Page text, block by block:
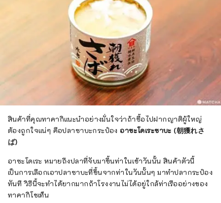
สินค้าที่คุณทาคากิแนะนำอย่างมั่นใจว่าถ้าซื้อไปฝากญาติผู้ใหญ่
ต้องถูกใจแน่ๆ คือปลาซาบะกระป๋องอาซะโดเระซาบะ (朝獲れさ
ば)
อาซะโดเระ หมายถึงปลาที่จับมาขึ้นท่าในเช้าวันนั้น สินค้าตัวนี้
เป็นการเลือกเอาปลาซาบะที่ขึ้นจากท่าในวันนั้นๆ มาทำปลากระป๋อง
ทันที วิธีนี้จะทำได้ยากมากถ้าโรงงานไม่ได้อยู่ใกล้ท่าเรืออย่างของ
ทาคากิโชเท็น